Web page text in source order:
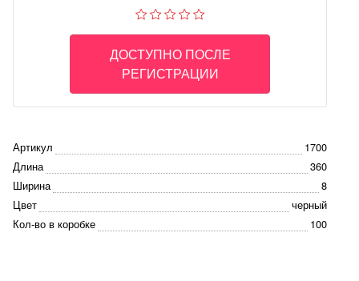
ДОСТУПНО ПОСЛЕ
РЕГИСТРАЦИИ
Артикул
1700
Длина
360
Ширина
8
Цвет
черный
Кол-во в коробке
100